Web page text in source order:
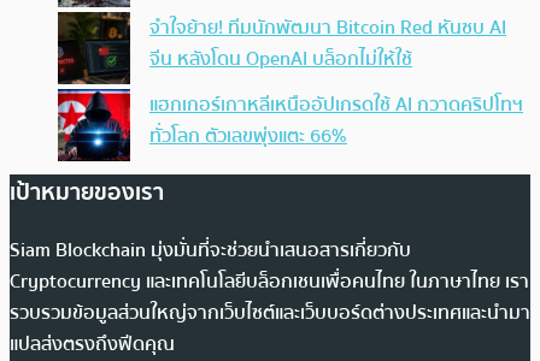
จำใจย้าย! ทีมนักพัฒนา Bitcoin Red หันซบ AI
จีน หลังโดน OpenAI บล็อกไม่ให้ใช้
แฮกเกอร์เกาหลีเหนืออัปเกรดใช้ AI กวาดคริปโทฯ
ทั่วโลก ตัวเลขพุ่งแตะ 66%
เป้าหมายของเรา
Siam Blockchain มุ่งมั่นที่จะช่วยนำเสนอสารเกี่ยวกับ
Cryptocurrency และเทคโนโลยีบล็อกเชนเพื่อคนไทย ในภาษาไทย เรา
รวบรวมข้อมูลส่วนใหญ่จากเว็บไซต์และเว็บบอร์ดต่างประเทศและนำมา
แปลส่งตรงถึงฟีดคุณ